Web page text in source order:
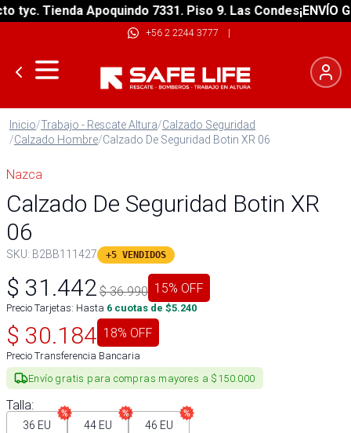
Tienda Apoquindo 7331. Piso 9. Las Condes¡ENVÍO
+56 2 2244 3777 |
Inicio/Trabajo - Rescate Altura/Calzado Seguridad
/Calzado Hombre/Calzado De Seguridad Botin XR 06
Nazca
Calzado De Seguridad Botin XR
06
SKU: B2BB111427 +5 VENDIDOS
$ 31.442 $36.990 15% OFF
Precio Tarjetas: Hasta 6 cuotas de $5.240
$ 30.184 18% OFF
Precio Transferencia Bancaria
Envío gratis para compras mayores a $150.000
Talla:
36 EU 44 EU 46 EU